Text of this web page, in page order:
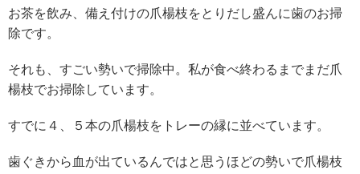
お茶を飲み、備え付けの爪楊枝をとりだし盛んに歯のお掃
除です。
それも、すごい勢いで掃除中。私が食べ終わるまでまだ爪
楊枝でお掃除しています。
すでに４、５本の爪楊枝をトレーの縁に並べています。
歯ぐきから血が出ているんではと思うほどの勢いで爪楊枝